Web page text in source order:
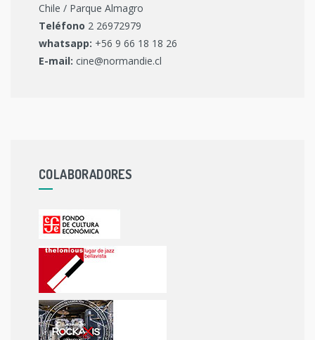
Chile / Parque Almagro
Teléfono 2 26972979
whatsapp: +56 9 66 18 18 26
E-mail: cine@normandie.cl
COLABORADORES